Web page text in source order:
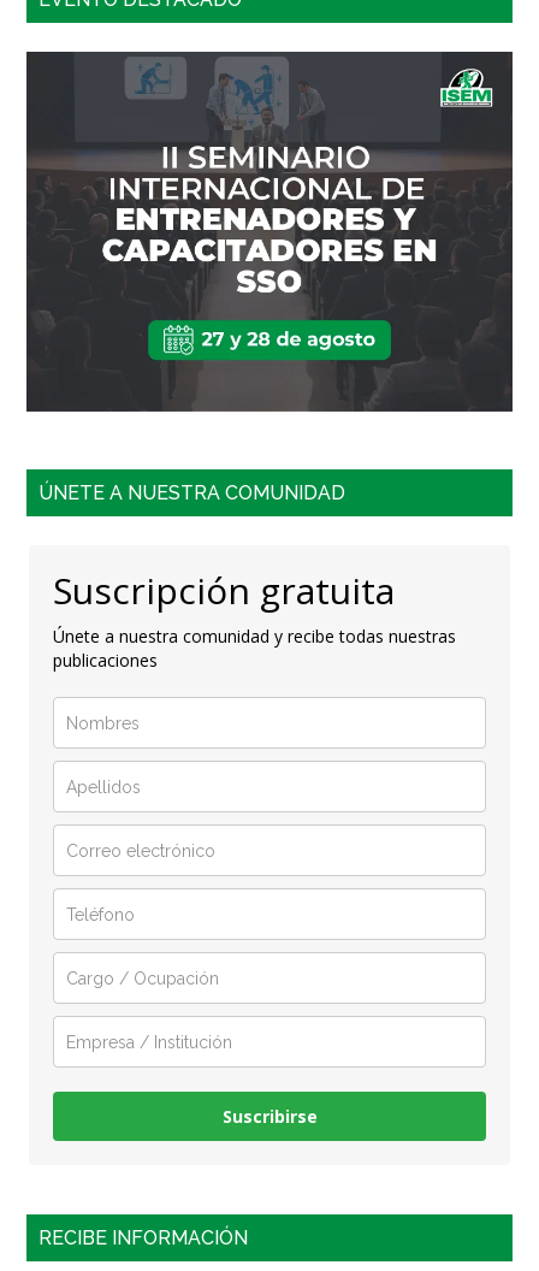
ÚNETE A NUESTRA COMUNIDAD
Suscripción gratuita
Únete a nuestra comunidad y recibe todas nuestras
publicaciones
Suscribirse
RECIBE INFORMACIÓN